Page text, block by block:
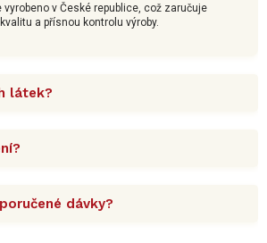
vyrobeno v České republice, což zaručuje
a přísnou kontrolu výroby.
látek?
dávky?